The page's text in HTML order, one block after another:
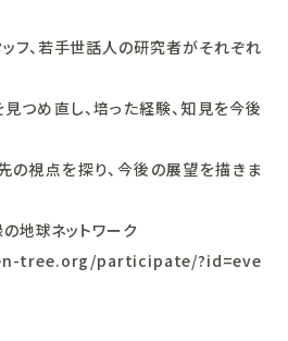
手世話人の研究者がそれぞれ
し、培った経験、知見を今後
を探り、今後の展望を描きま
球ネットワーク
tree.org/participate/?id=eve